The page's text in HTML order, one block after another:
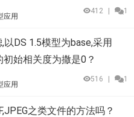
应用
412 1
DS 1.5模型为base,采用
始相关度为撒是0？
应用
516 1
之类文件的方法吗？